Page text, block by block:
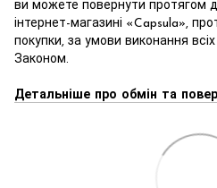
ви можете повернути протягом
інтернет-магазині «Capsula»,
покупки, за умови виконання
Законом.
Детальніше про обмін та